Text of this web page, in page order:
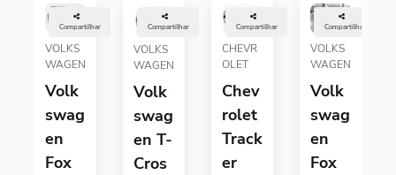
Compartilhar
VOLKS
WAGEN
Volk
Swag
En
Fox
Compartilhar
VOLKS
WAGEN
Volk
Swag
En T-
Cros
Compartilhar
CHEVR
OLET
Chev
Rolet
Track
Er
Compartilhar
VOLKS
WAGEN
Volk
Swag
En
Fox